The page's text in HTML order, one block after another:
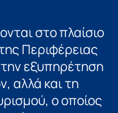
στο πλαίσιο
Περιφέρειας
εξυπηρέτηση
αλλά και τη
ο οποίος